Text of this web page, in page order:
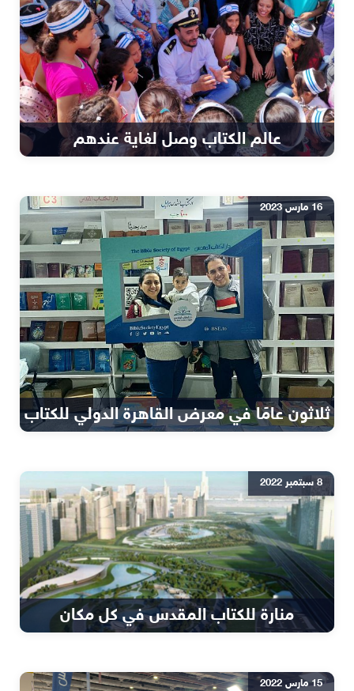
عالم الكتاب وصل لغاية عندهم
16 مارس 2023
ثلاثون عامًا في معرض القاهرة الدولي للكتاب
8 سبتمبر 2022
منارة للكتاب المقدس في كل مكان
15 مارس 2022